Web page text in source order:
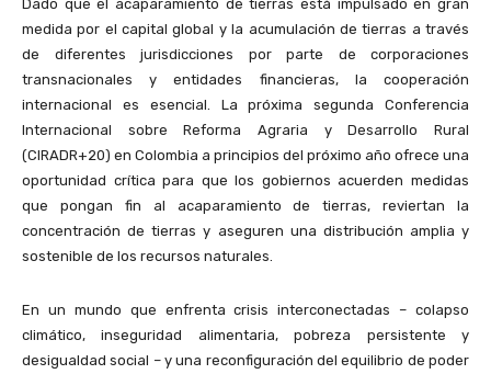
Dado que el acaparamiento de tierras está impulsado en gran
medida por el capital global y la acumulación de tierras a través
de diferentes jurisdicciones por parte de corporaciones
transnacionales y entidades financieras, la cooperación
internacional es esencial. La próxima segunda Conferencia
Internacional sobre Reforma Agraria y Desarrollo Rural
(CIRADR+20) en Colombia a principios del próximo año ofrece una
oportunidad crítica para que los gobiernos acuerden medidas
que pongan fin al acaparamiento de tierras, reviertan la
concentración de tierras y aseguren una distribución amplia y
sostenible de los recursos naturales.
En un mundo que enfrenta crisis interconectadas – colapso
climático, inseguridad alimentaria, pobreza persistente y
desigualdad social – y una reconfiguración del equilibrio de poder